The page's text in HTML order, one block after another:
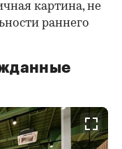
картина, не
раннего